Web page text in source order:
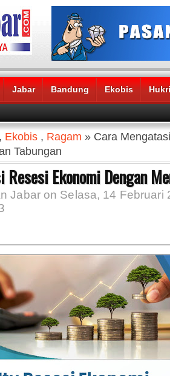
Jabar Bandung Ekobis
, Ekobis , Ragam » Cara
Tabungan
Ekonomi Dengan
Jabar on Selasa, 14 Februari